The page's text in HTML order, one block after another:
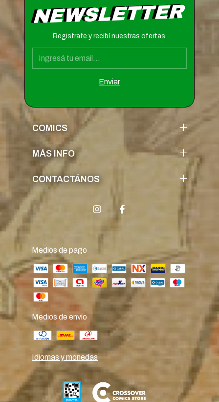
NEWSLETTER
Registrate y recibí nuestras ofertas.
COMICS
MÁS INFO
CONTACTÁNOS
Medios de pago
Medios de envío
Idiomas y monedas